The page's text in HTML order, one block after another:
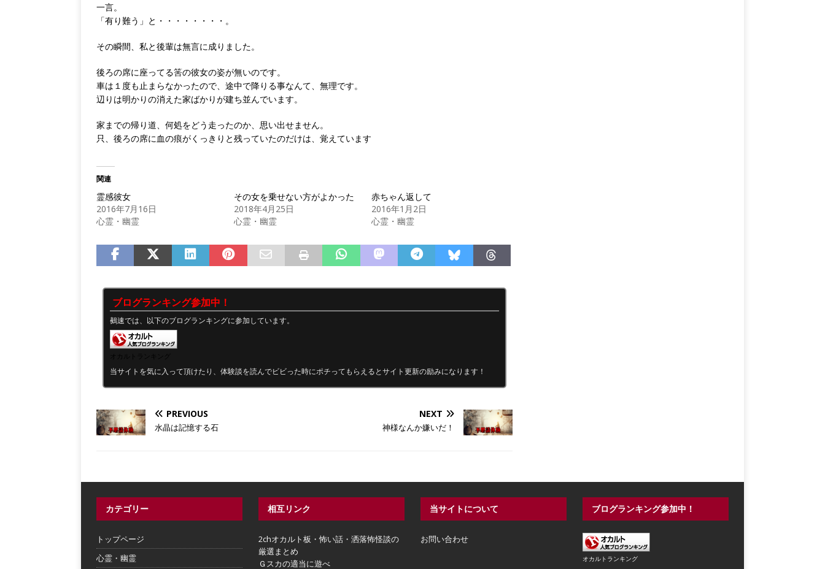
一言。
「有り難う」と・・・・・・・・。
その瞬間、私と後輩は無言に成りました。
後ろの席に座ってる筈の彼女の姿が無いのです。
車は１度も止まらなかったので、途中で降りる事なんて、無理です。
辺りは明かりの消えた家ばかりが建ち並んでいます。
家までの帰り道、何処をどう走ったのか、思い出せません。
只、後ろの席に血の痕がくっきりと残っていたのだけは、覚えています
関連
霊感彼女
2016年7月16日
心霊・幽霊
その女を乗せない方がよかった
2018年4月25日
心霊・幽霊
赤ちゃん返して
2016年1月2日
心霊・幽霊
ブログランキング参加中！
鵺速では、以下のブログランキングに参加しています。
当サイトを気に入って頂けたり、体験談を読んでビビった時にポチってもらえるとサイト更新の励みになります！
PREVIOUS
水晶は記憶する石
NEXT
神様なんか嫌いだ！
カテゴリー
トップページ
心霊・幽霊
相互リンク
2chオカルト板・怖い話・洒落怖怪談の
厳選まとめ
Ｇスカの適当に遊べ
当サイトについて
お問い合わせ
ブログランキング参加中！
オカルトランキング